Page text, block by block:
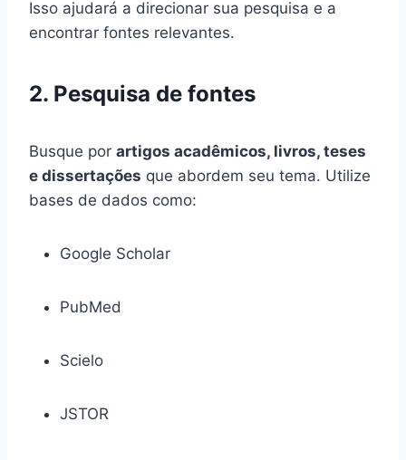
Isso ajudará a direcionar sua pesquisa e a
encontrar fontes relevantes.
2. Pesquisa de fontes
Busque por artigos acadêmicos, livros, teses
e dissertações que abordem seu tema. Utilize
bases de dados como:
Google Scholar
PubMed
Scielo
JSTOR